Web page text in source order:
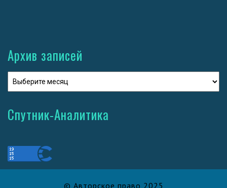
Архив записей
Спутник-Аналитика
© Авторское право 2025